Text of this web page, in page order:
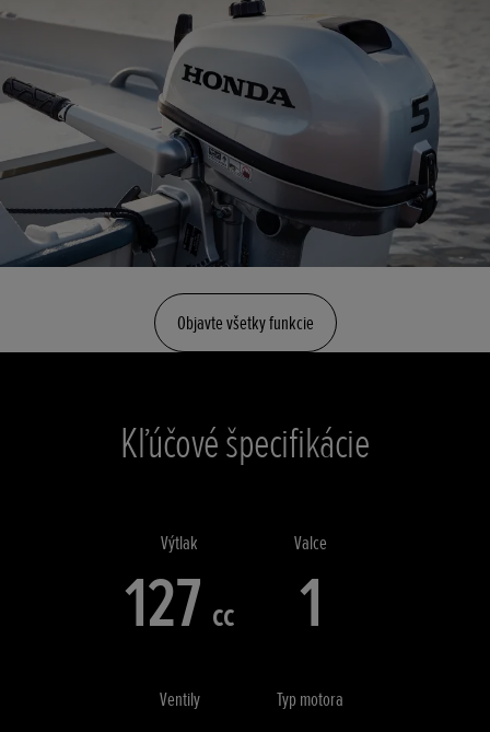
Objavte všetky funkcie
Kľúčové špecifikácie
Výtlak
127 cc
Valce
1
Ventily Typ motora